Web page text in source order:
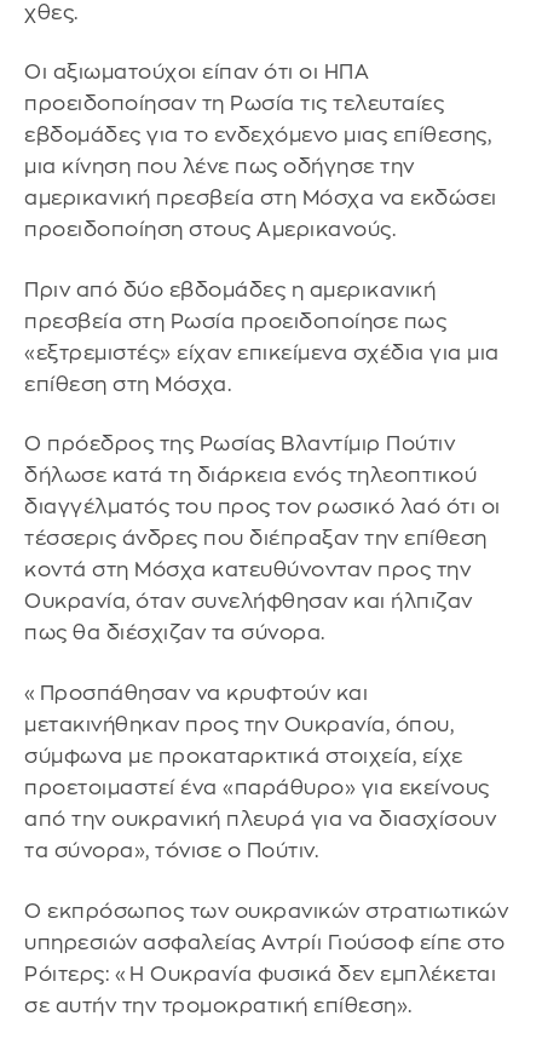
χθες.
Οι αξιωματούχοι είπαν ότι οι ΗΠΑ
προειδοποίησαν τη Ρωσία τις τελευταίες
εβδομάδες για το ενδεχόμενο μιας επίθεσης,
μια κίνηση που λένε πως οδήγησε την
αμερικανική πρεσβεία στη Μόσχα να εκδώσει
προειδοποίηση στους Αμερικανούς.
Πριν από δύο εβδομάδες η αμερικανική
πρεσβεία στη Ρωσία προειδοποίησε πως
«εξτρεμιστές» είχαν επικείμενα σχέδια για μια
επίθεση στη Μόσχα.
Ο πρόεδρος της Ρωσίας Βλαντίμιρ Πούτιν
δήλωσε κατά τη διάρκεια ενός τηλεοπτικού
διαγγέλματός του προς τον ρωσικό λαό ότι οι
τέσσερις άνδρες που διέπραξαν την επίθεση
κοντά στη Μόσχα κατευθύνονταν προς την
Ουκρανία, όταν συνελήφθησαν και ήλπιζαν
πως θα διέσχιζαν τα σύνορα.
«Προσπάθησαν να κρυφτούν και
μετακινήθηκαν προς την Ουκρανία, όπου,
σύμφωνα με προκαταρκτικά στοιχεία, είχε
προετοιμαστεί ένα «παράθυρο» για εκείνους
από την ουκρανική πλευρά για να διασχίσουν
τα σύνορα», τόνισε ο Πούτιν.
Ο εκπρόσωπος των ουκρανικών στρατιωτικών
υπηρεσιών ασφαλείας Αντρίι Γιούσοφ είπε στο
Ρόιτερς: «Η Ουκρανία φυσικά δεν εμπλέκεται
σε αυτήν την τρομοκρατική επίθεση».